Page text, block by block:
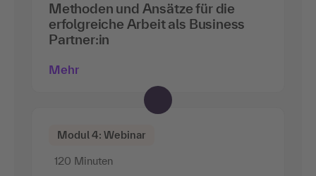
Methoden und Ansätze für die
erfolgreiche Arbeit als Business
Partner:in
Mehr
Modul 4: Webinar
120 Minuten